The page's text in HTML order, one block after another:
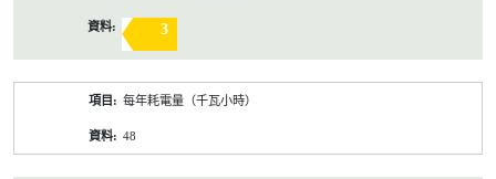
3
每年耗電量（千瓦小時）
48